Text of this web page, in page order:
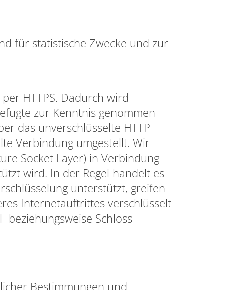
für statistische Zwecke und zur
HTTPS. Dadurch wird
zur Kenntnis genommen
das unverschlüsselte HTTP-
Verbindung umgestellt. Wir
Socket Layer) in Verbindung
wird. In der Regel handelt es
unterstützt, greifen
Internetauftrittes verschlüsselt
beziehungsweise Schloss-
Bestimmungen und